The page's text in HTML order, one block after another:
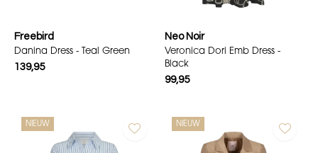
Freebird
Danina Dress - Teal Green
139,95
Neo Noir
Veronica Dori Emb Dress -
Black
99,95
NIEUW NIEUW